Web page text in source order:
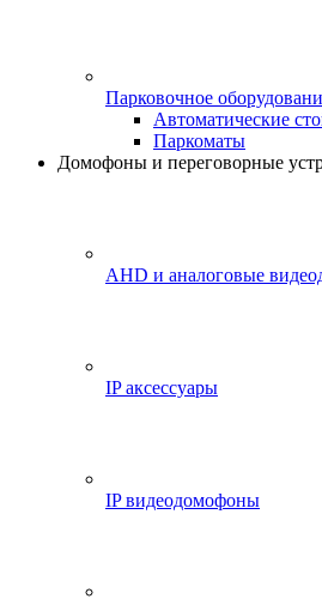
Парковочное
Автоматические
Паркоматы
Домофоны и переговорные
AHD и аналоговые
IP аксессуары
IP видеодомофоны